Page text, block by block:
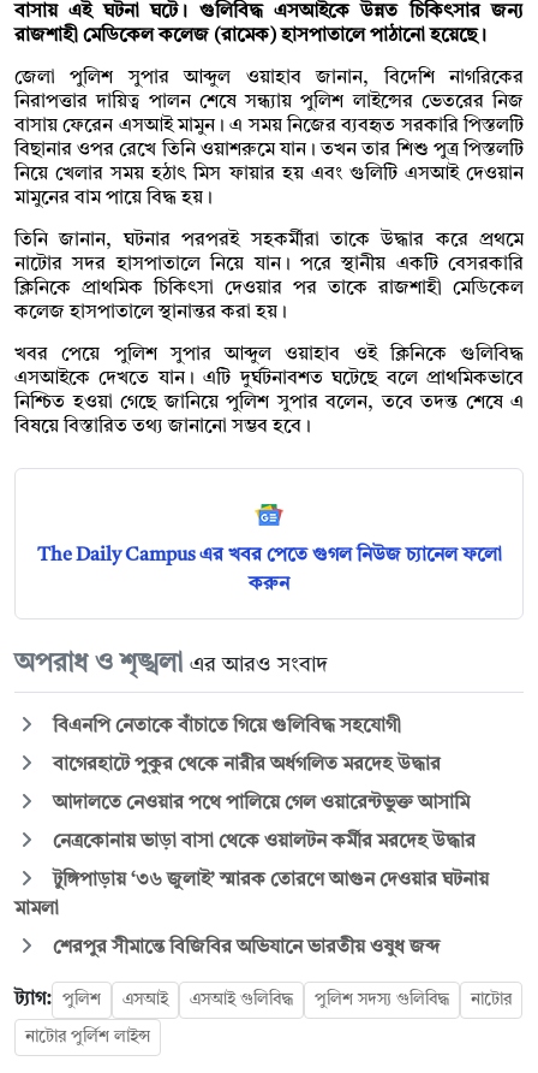
বাসায় এই ঘটনা ঘটে। গুলিবিদ্ধ এসআইকে উন্নত চিকিৎসার জন্য
রাজশাহী মেডিকেল কলেজ (রামেক) হাসপাতালে পাঠানো হয়েছে।
জেলা পুলিশ সুপার আব্দুল ওয়াহাব জানান, বিদেশি নাগরিকের
নিরাপত্তার দায়িত্ব পালন শেষে সন্ধ্যায় পুলিশ লাইন্সের ভেতরের নিজ
বাসায় ফেরেন এসআই মামুন। এ সময় নিজের ব্যবহৃত সরকারি পিস্তলটি
বিছানার ওপর রেখে তিনি ওয়াশরুমে যান। তখন তার শিশু পুত্র পিস্তলটি
নিয়ে খেলার সময় হঠাৎ মিস ফায়ার হয় এবং গুলিটি এসআই দেওয়ান
মামুনের বাম পায়ে বিদ্ধ হয়।
তিনি জানান, ঘটনার পরপরই সহকর্মীরা তাকে উদ্ধার করে প্রথমে
নাটোর সদর হাসপাতালে নিয়ে যান। পরে স্থানীয় একটি বেসরকারি
ক্লিনিকে প্রাথমিক চিকিৎসা দেওয়ার পর তাকে রাজশাহী মেডিকেল
কলেজ হাসপাতালে স্থানান্তর করা হয়।
খবর পেয়ে পুলিশ সুপার আব্দুল ওয়াহাব ওই ক্লিনিকে গুলিবিদ্ধ
এসআইকে দেখতে যান। এটি দুর্ঘটনাবশত ঘটেছে বলে প্রাথমিকভাবে
নিশ্চিত হওয়া গেছে জানিয়ে পুলিশ সুপার বলেন, তবে তদন্ত শেষে এ
বিষয়ে বিস্তারিত তথ্য জানানো সম্ভব হবে।
The Daily Campus এর খবর পেতে গুগল নিউজ চ্যানেল ফলো
করুন
অপরাধ ও শৃঙ্খলা এর আরও সংবাদ
বিএনপি নেতাকে বাঁচাতে গিয়ে গুলিবিদ্ধ সহযোগী
বাগেরহাটে পুকুর থেকে নারীর অর্ধগলিত মরদেহ উদ্ধার
আদালতে নেওয়ার পথে পালিয়ে গেল ওয়ারেন্টভুক্ত আসামি
নেত্রকোনায় ভাড়া বাসা থেকে ওয়ালটন কর্মীর মরদেহ উদ্ধার
টুঙ্গিপাড়ায় ‘৩৬ জুলাই’ স্মারক তোরণে আগুন দেওয়ার ঘটনায়
মামলা
শেরপুর সীমান্তে বিজিবির অভিযানে ভারতীয় ওষুধ জব্দ
ট্যাগ: পুলিশ এসআই এসআই গুলিবিদ্ধ পুলিশ সদস্য ‍গুলিবিদ্ধ নাটোর
নাটোর পুর্লিশ লাইন্স